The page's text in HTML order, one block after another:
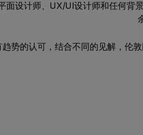
面设计师、UX/UI设计师和任何背
势的认可，结合不同的见解，伦